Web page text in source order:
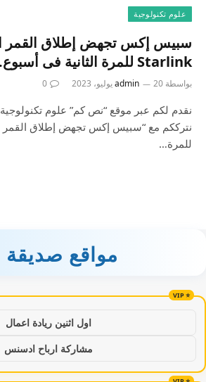
علوم تكنولوجية
سبيس إكس تجهض إطلاق القمر
Starlink للمرة الثانية فى أسبوع.. اعرف السبب
بواسطة admin 20 يوليو، 2023 0
نقدم لكم عبر موقع “نص كم” علوم
للمرة…
مواقع صديقة
اول اثنين ريادة اعمال
مشاركة ارباح ادسنس